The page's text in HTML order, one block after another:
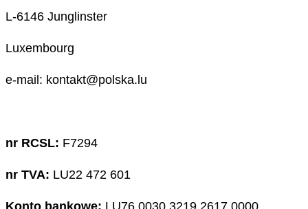
L-6146 Junglinster
Luxembourg
e-mail: kontakt@polska.lu
nr RCSL: F7294
nr TVA: LU22 472 601